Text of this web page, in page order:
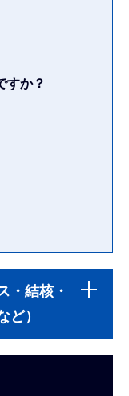
すか？
・結核・
ど）